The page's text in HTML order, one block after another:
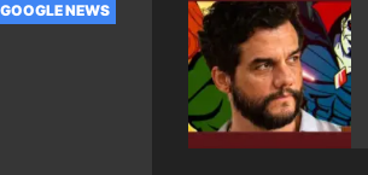
NEWS